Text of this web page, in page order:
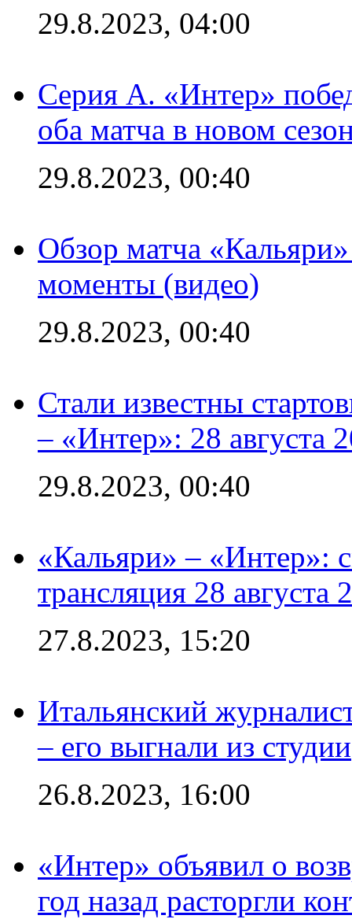
29.8.2023, 04:00
Серия А. «Интер»
оба матча в новом
29.8.2023, 00:40
Обзор матча
моменты (видео)
29.8.2023, 00:40
Стали известны
– «Интер»: 28 августа
29.8.2023, 00:40
«Кальяри» – «Интер»:
трансляция 28 августа
27.8.2023, 15:20
Итальянский
– его выгнали из студии
26.8.2023, 16:00
«Интер» объявил о
год назад расторгли